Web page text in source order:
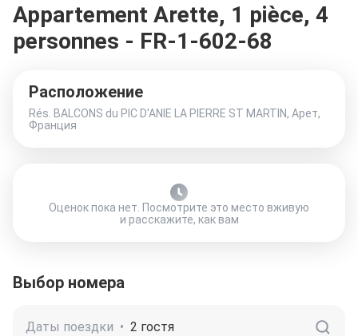
Appartement Arette, 1 pièce, 4
personnes - FR-1-602-68
Расположение
Rés. BALCONS du PIC D'ANIE LA PIERRE ST MARTIN, Арет,
Франция
Оценок пока нет. Посмотрите это место вживую
и расскажите, как вам
Выбор номера
Даты поездки • 2 гостя